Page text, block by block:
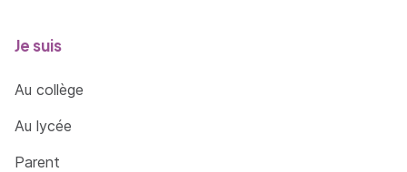
Je suis
Au collège
Au lycée
Parent